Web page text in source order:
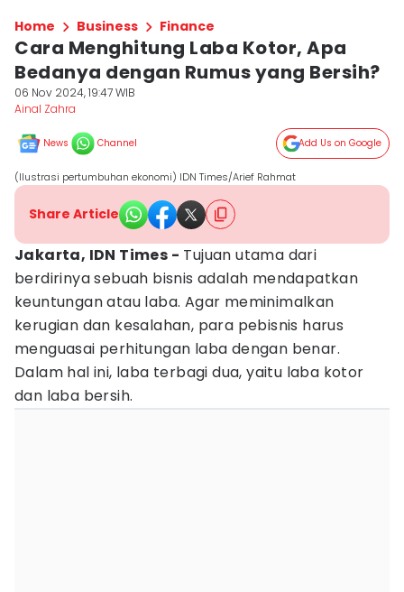
Home Business Finance
Cara Menghitung Laba Kotor, Apa
Bedanya dengan Rumus yang Bersih?
06 Nov 2024, 19:47 WIB
Ainal Zahra
News Channel Add Us on Google
(Ilustrasi pertumbuhan ekonomi) IDN Times/Arief Rahmat
Share Article
Jakarta, IDN Times - Tujuan utama dari
berdirinya sebuah bisnis adalah mendapatkan
keuntungan atau laba. Agar meminimalkan
kerugian dan kesalahan, para pebisnis harus
menguasai perhitungan laba dengan benar.
Dalam hal ini, laba terbagi dua, yaitu laba kotor
dan laba bersih.